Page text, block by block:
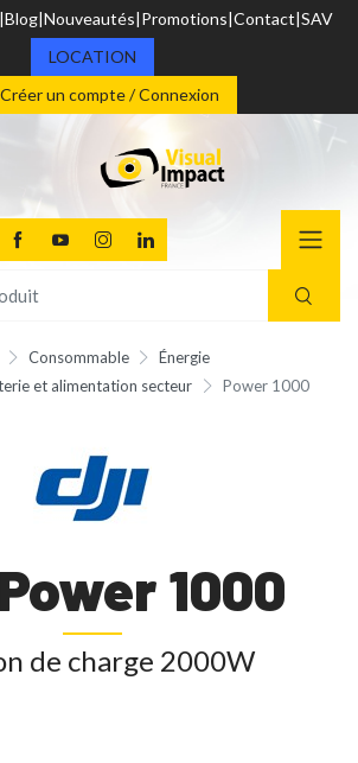
Blog Nouveautés Promotions Contact SAV
LOCATION
Créer un compte / Connexion
Consommable
Énergie
et alimentation secteur
Power 1000
1000
de charge 2000W